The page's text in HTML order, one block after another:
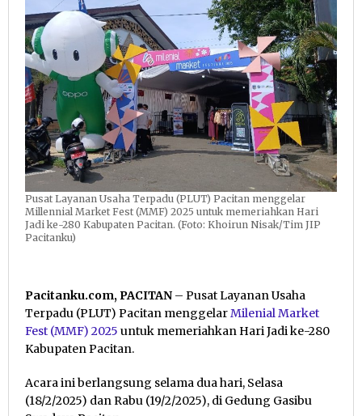
Pusat Layanan Usaha Terpadu (PLUT) Pacitan menggelar
Millennial Market Fest (MMF) 2025 untuk memeriahkan Hari
Jadi ke-280 Kabupaten Pacitan. (Foto: Khoirun Nisak/Tim JIP
Pacitanku)
Pacitanku.com, PACITAN – Pusat Layanan Usaha
Terpadu (PLUT) Pacitan menggelarMilenial Market
Fest (MMF) 2025 untuk memeriahkan Hari Jadi ke-280
Kabupaten Pacitan.
Acara ini berlangsung selama dua hari, Selasa
(18/2/2025) dan Rabu (19/2/2025), di Gedung Gasibu